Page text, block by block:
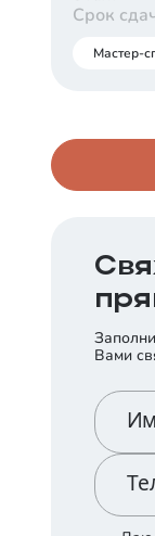
Срок
Мастер-
Вами